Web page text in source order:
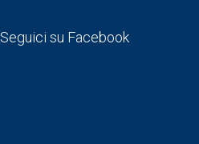
Seguici su Facebook